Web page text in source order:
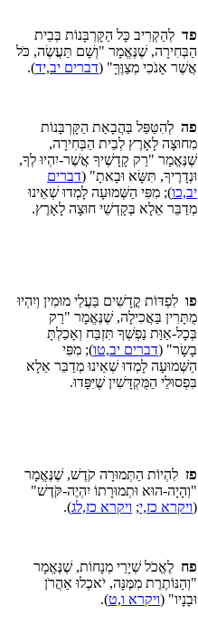
פד לְהַקְרִיב כָּל הַקָּרְבָּנוֹת בְּבֵית
הַבְּחִירָה, שֶׁנֶּאֱמָר "וְשָׁם תַּעֲשֶׂה, כֹּל
אֲשֶׁר אָנֹכִי מְצַוֶּךָּ" (דברים יב,יד).
פה לְהִטַּפַּל בַּהֲבָאַת הַקָּרְבָּנוֹת
מִחוּצָה לָאָרֶץ לְבֵית הַבְּחִירָה,
שֶׁנֶּאֱמָר "רַק קָדָשֶׁיךָ אֲשֶׁר-יִהְיוּ לְךָ,
וּנְדָרֶיךָ, תִּשָּׂא וּבָאתָ" (דברים
יב,כו); מִפִּי הַשְּׁמוּעָה לָמְדוּ שְׁאֵינוּ
מְדַבֵּר אֵלָא בְּקָדְשֵׁי חוּצָה לָאָרֶץ.
פו לִפְדּוֹת קֳדָשִׁים בַּעֲלֵי מוּמִין וְיִהְיוּ
מֻתָּרִין בַּאֲכִילָה, שֶׁנֶּאֱמָר "רַק
בְּכָל-אַוַּת נַפְשְׁךָ תִּזְבַּח וְאָכַלְתָּ
בָשָׂר" (דברים יב,טו); מִפִּי
הַשְּׁמוּעָה לָמְדוּ שְׁאֵינוּ מְדַבֵּר אֵלָא
בִּפְסוּלֵי הַמֻּקְדָּשִׁין שֶׁיִּפָּדוּ.
פז לִהְיוֹת הַתְּמוּרָה קֹדֶשׁ, שֶׁנֶּאֱמָר
"וְהָיָה-הוּא וּתְמוּרָתוֹ יִהְיֶה-קֹּדֶשׁ"
(ויקרא כז,י; ויקרא כז,לג).
פח לֶאֱכֹל שְׁיָרֵי מְנָחוֹת, שֶׁנֶּאֱמָר
"וְהַנּוֹתֶרֶת מִמֶּנָּה, יֹאכְלוּ אַהֲרֹן
וּבָנָיו" (ויקרא ו,ט).